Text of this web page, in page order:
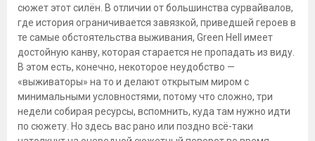
сюжет этот силён. В отличии от большинства сурвайвалов,
где история ограничивается завязкой, приведшей героев в
те самые обстоятельства выживания, Green Hell имеет
достойную канву, которая старается не пропадать из виду.
В этом есть, конечно, некоторое неудобство —
«выживаторы» на то и делают открытым миром с
минимальными условностями, потому что сложно, три
недели собирая ресурсы, вспомнить, куда там нужно идти
по сюжету. Но здесь вас рано или поздно всё-таки